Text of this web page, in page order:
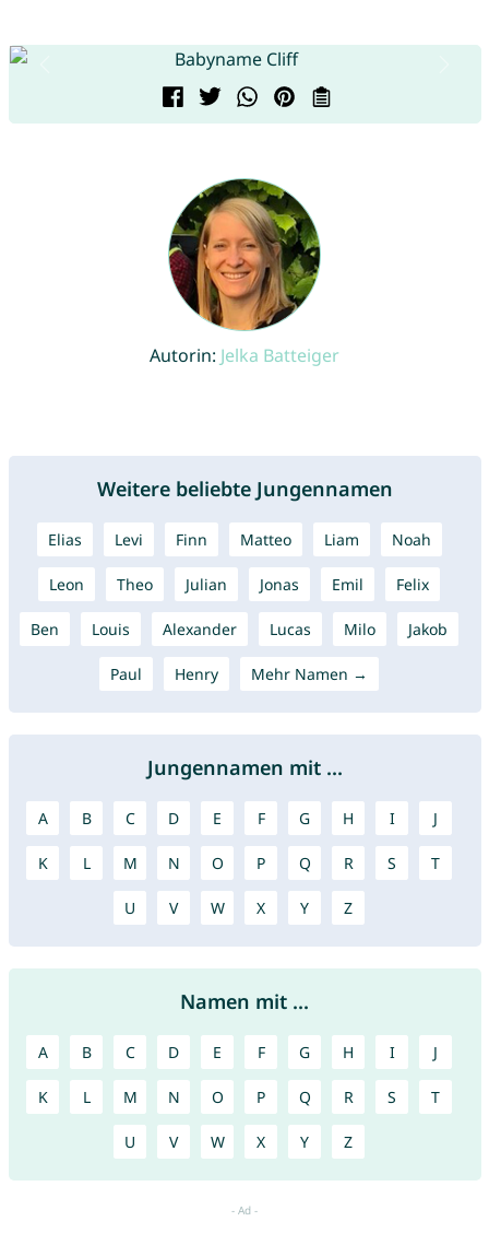
Autorin: Jelka Batteiger
Weitere beliebte Jungennamen
Elias Levi Finn Matteo Liam Noah
Leon Theo Julian Jonas Emil Felix
Ben Louis Alexander Lucas Milo Jakob
Paul Henry Mehr Namen →
Jungennamen mit ...
A B C D E F G H I J
K L M N O P Q R S T
U V W X Y Z
Namen mit ...
A B C D E F G H I J
K L M N O P Q R S T
U V W X Y Z